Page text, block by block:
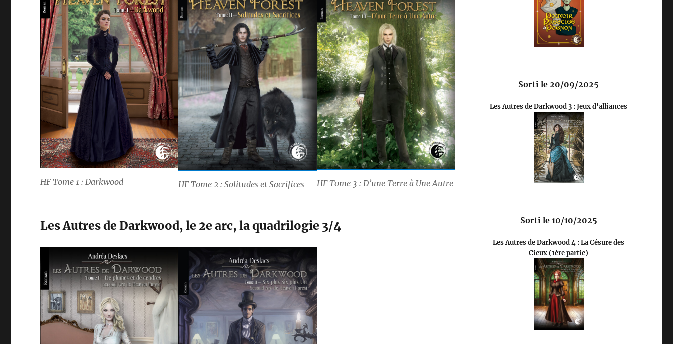
HF Tome 1 : Darkwood HF Tome 2 : Solitudes et Sacrifices HF Tome 3 : D’une Terre à Une Autre
Les Autres de Darkwood, le 2e arc, la quadrilogie 3/4
Sorti le 20/09/2025
Les Autres de Darkwood 3 : Jeux d'alliances
Sorti le 10/10/2025
Les Autres de Darkwood 4 : La Césure des
Cieux (1ère partie)